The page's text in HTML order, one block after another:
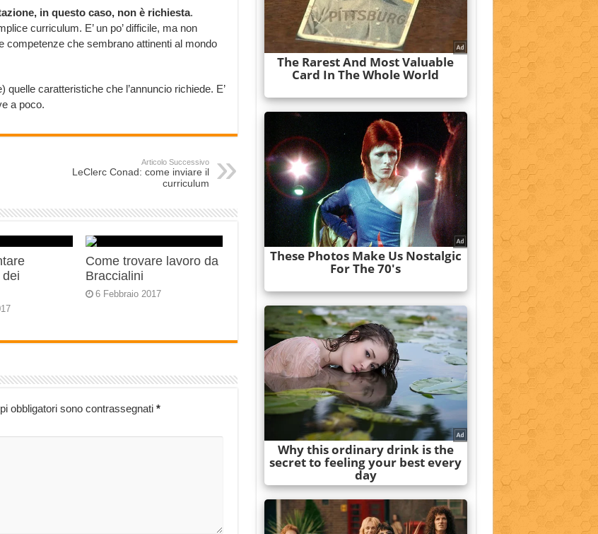
in questo caso, non è richiesta.
curriculum. E’ un po’ difficile, ma non
competenze che sembrano attinenti al mondo
caratteristiche che l’annuncio richiede. E’
a poco.
Articolo Successivo
LeClerc Conad: come inviare il
curriculum
Come trovare lavoro da
Braccialini
6 Febbraio 2017
obbligatori sono contrassegnati *